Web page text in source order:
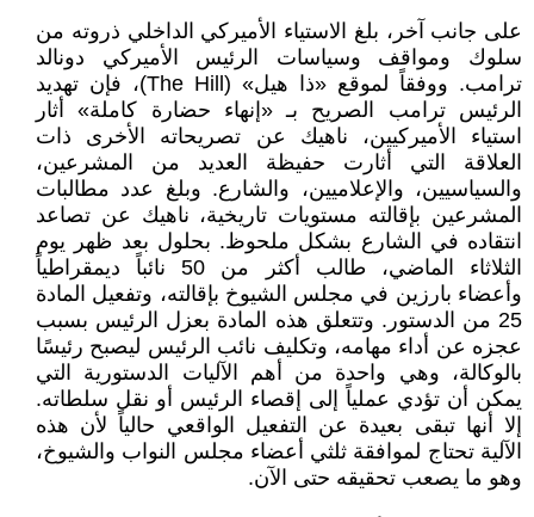
على جانب آخر، بلغ الاستياء الأميركي الداخلي ذروته من
سلوك ومواقف وسياسات الرئيس الأميركي دونالد
ترامب. ووفقاً لموقع «ذا هيل» (The Hill)، فإن تهديد
الرئيس ترامب الصريح بـ «إنهاء حضارة كاملة» أثار
استياء الأميركيين، ناهيك عن تصريحاته الأخرى ذات
العلاقة التي أثارت حفيظة العديد من المشرعين،
والسياسيين، والإعلاميين، والشارع. وبلغ عدد مطالبات
المشرعين بإقالته مستويات تاريخية، ناهيك عن تصاعد
انتقاده في الشارع بشكل ملحوظ. بحلول بعد ظهر يوم
الثلاثاء الماضي، طالب أكثر من 50 نائباً ديمقراطياً
وأعضاء بارزين في مجلس الشيوخ بإقالته، وتفعيل المادة
25 من الدستور. وتتعلق هذه المادة بعزل الرئيس بسبب
عجزه عن أداء مهامه، وتكليف نائب الرئيس ليصبح رئيسًا
بالوكالة، وهي واحدة من أهم الآليات الدستورية التي
يمكن أن تؤدي عملياً إلى إقصاء الرئيس أو نقل سلطاته.
إلا أنها تبقى بعيدة عن التفعيل الواقعي حالياً لأن هذه
الآلية تحتاج لموافقة ثلثي أعضاء مجلس النواب والشيوخ،
وهو ما يصعب تحقيقه حتى الآن.